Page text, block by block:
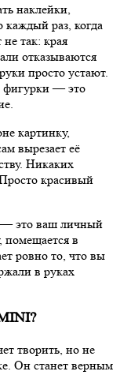
наклейки,
каждый раз, когда
так: края
отказываются
просто устают.
фигурки — это
картинку,
вырезает её
Никаких
красивый
это ваш личный
в
ровно то, что вы
в руках
творить, но не
Он станет верным